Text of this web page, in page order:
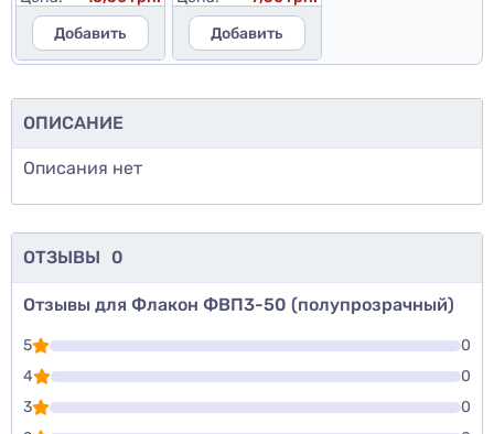
Добавить
Добавить
ОПИСАНИЕ
Описания нет
ОТЗЫВЫ 0
Отзывы для Флакон ФВП3-50 (полупрозрачный)
5
0
4
0
3
0